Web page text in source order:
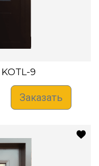
KOTL-9
Заказать